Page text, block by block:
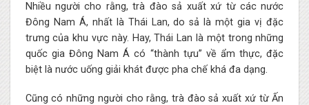
Nhiều người cho rằng, trà đào sả xuất xứ từ các nước
Đông Nam Á, nhất là Thái Lan, do sả là một gia vị đặc
trưng của khu vực này. Hay, Thái Lan là một trong những
quốc gia Đông Nam Á có “thành tựu” về ẩm thực, đặc
biệt là nước uống giải khát được pha chế khá đa dạng.
Cũng có những người cho rằng, trà đào sả xuất xứ từ Ấn